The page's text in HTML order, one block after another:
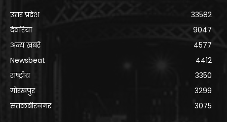
उत्तर प्रदेश
33582
देवरिया
9047
अन्य खबरे
4577
Newsbeat
4412
राष्ट्रीय
3350
गोरखपुर
3299
संतकबीरनगर
3075